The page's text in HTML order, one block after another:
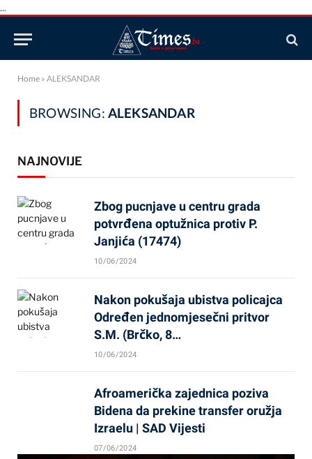
...
Home » ALEKSANDAR
BROWSING: ALEKSANDAR
NAJNOVIJE
Zbog pucnjave u centru grada
potvrđena optužnica protiv P.
Janjića (17474)
10/06/2024
Nakon pokušaja ubistva policajca
Određen jednomjesečni pritvor
S.M. (Brčko, 8…
10/06/2024
Afroamerička zajednica poziva
Bidena da prekine transfer oružja
Izraelu | SAD Vijesti
07/06/2024